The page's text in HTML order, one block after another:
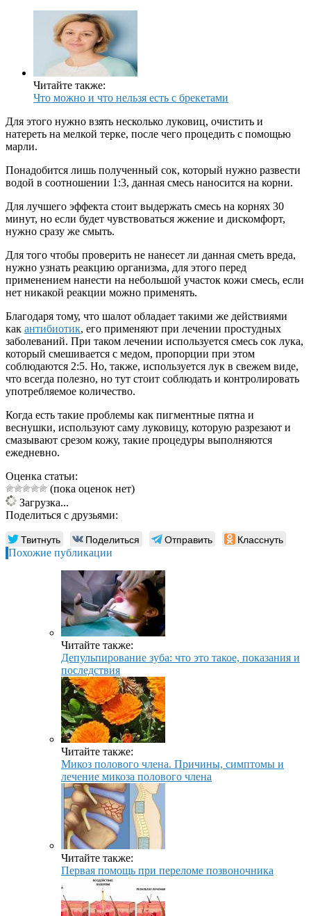
Читайте также:
Что можно и что нельзя есть с брекетами
Для этого нужно взять несколько луковиц, очистить и
натереть на мелкой терке, после чего процедить с помощью
марли.
Понадобится лишь полученный сок, который нужно развести
водой в соотношении 1:3, данная смесь наносится на корни.
Для лучшего эффекта стоит выдержать смесь на корнях 30
минут, но если будет чувствоваться жжение и дискомфорт,
нужно сразу же смыть.
Для того чтобы проверить не нанесет ли данная сметь вреда,
нужно узнать реакцию организма, для этого перед
применением нанести на небольшой участок кожи смесь, если
нет никакой реакции можно применять.
Благодаря тому, что шалот обладает такими же действиями
как антибиотик, его применяют при лечении простудных
заболеваний. При таком лечении используется смесь сок лука,
который смешивается с медом, пропорции при этом
соблюдаются 2:5. Но, также, используется лук в свежем виде,
что всегда полезно, но тут стоит соблюдать и контролировать
употребляемое количество.
Когда есть такие проблемы как пигментные пятна и
веснушки, используют саму луковицу, которую разрезают и
смазывают срезом кожу, такие процедуры выполняются
ежедневно.
Оценка статьи:
(пока оценок нет)
Загрузка...
Поделиться с друзьями:
Твитнуть Поделиться Отправить Класснуть
Похожие публикации
Читайте также:
Депульпирование зуба: что это такое, показания и
последствия
Читайте также:
Микоз полового члена. Причины, симптомы и
лечение микоза полового члена
Читайте также:
Первая помощь при переломе позвоночника